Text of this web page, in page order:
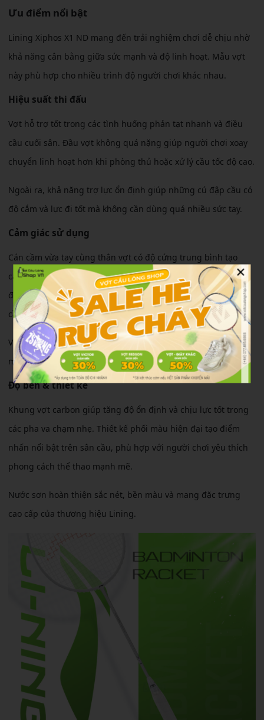
Ưu điểm nổi bật
Lining Xiphos X1 ND mang đến trải nghiệm chơi dễ chịu nhờ
khả năng cân bằng giữa sức mạnh và độ linh hoạt. Mẫu vợt
này phù hợp cho nhiều trình độ người chơi khác nhau.
Hiệu suất thi đấu
Vợt hỗ trợ tốt trong các tình huống phản tạt nhanh và điều
cầu cuối sân. Đầu vợt không quá nặng giúp người chơi xoay
chuyển linh hoạt hơn khi phòng thủ hoặc xử lý cầu tốc độ cao.
Ngoài ra, khả năng trợ lực ổn định giúp những cú đập cầu có
độ cắm và lực đi tốt mà không cần dùng quá nhiều sức tay.
Cảm giác sử dụng
Cán cầm vừa tay cùng thân vợt có độ cứng trung bình tạo
cảm giác đánh dễ làm quen. Người chơi có thể cảm nhận rõ
độ giữ cầu khi thực hiện bỏ nhỏ, chém cầu hoặc điều hướng
cầu chính xác hơn.
Vợt cũng cho cảm giác đầm tay vừa phải, hạn chế tình trạng
mỏi cổ tay khi chơi trong thời gian dài.
Độ bền & thiết kế
Khung vợt carbon giúp tăng độ ổn định và chịu lực tốt trong
các pha va chạm nhẹ. Thiết kế phối màu hiện đại tạo điểm
nhấn nổi bật trên sân cầu, phù hợp với người chơi yêu thích
phong cách thể thao mạnh mẽ.
Nước sơn hoàn thiện sắc nét, bền màu và mang đặc trưng
cao cấp của thương hiệu Lining.
×